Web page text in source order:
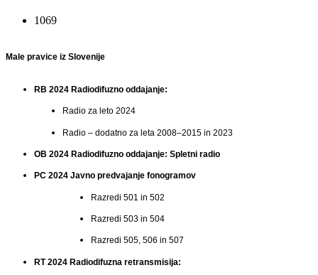
1069
Male pravice iz Slovenije
RB 2024 Radiodifuzno oddajanje:
Radio za leto 2024
Radio – dodatno za leta 2008–2015 in 2023
OB 2024 Radiodifuzno oddajanje: Spletni radio
PC 2024 Javno predvajanje fonogramov
Razredi 501 in 502
Razredi 503 in 504
Razredi 505, 506 in 507
RT 2024 Radiodifuzna retransmisija: